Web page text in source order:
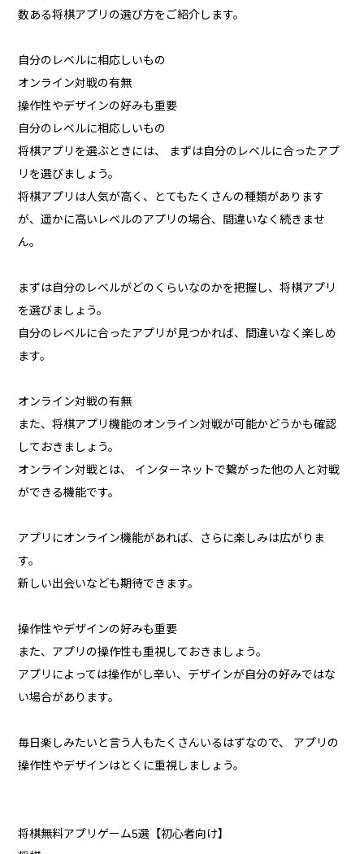
数ある将棋アプリの選び方をご紹介します。
自分のレベルに相応しいもの
オンライン対戦の有無
操作性やデザインの好みも重要
自分のレベルに相応しいもの
将棋アプリを選ぶときには、 まずは自分のレベルに合ったアプ
リを選びましょう。
将棋アプリは人気が高く、とてもたくさんの種類があります
が、遥かに高いレベルのアプリの場合、間違いなく続きませ
ん。
まずは自分のレベルがどのくらいなのかを把握し、将棋アプリ
を選びましょう。
自分のレベルに合ったアプリが見つかれば、間違いなく楽しめ
ます。
オンライン対戦の有無
また、将棋アプリ機能のオンライン対戦が可能かどうかも確認
しておきましょう。
オンライン対戦とは、 インターネットで繋がった他の人と対戦
ができる機能です。
アプリにオンライン機能があれば、さらに楽しみは広がりま
す。
新しい出会いなども期待できます。
操作性やデザインの好みも重要
また、アプリの操作性も重視しておきましょう。
アプリによっては操作がし辛い、デザインが自分の好みではな
い場合があります。
毎日楽しみたいと言う人もたくさんいるはずなので、 アプリの
操作性やデザインはとくに重視しましょう。
将棋無料アプリゲーム5選【初心者向け】